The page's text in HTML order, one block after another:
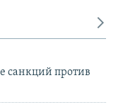
санкций против